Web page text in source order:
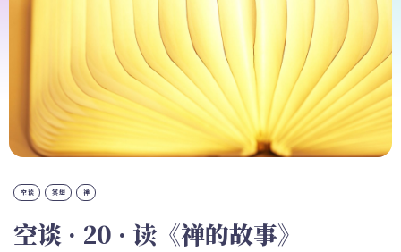
空谈 冥想 禅
空谈 · 20 · 读《禅的故事》